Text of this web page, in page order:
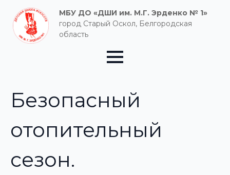
МБУ ДО «ДШИ им. М.Г. Эрденко № 1»
город Старый Оскол, Белгородская
область
Безопасный
отопительный
сезон.